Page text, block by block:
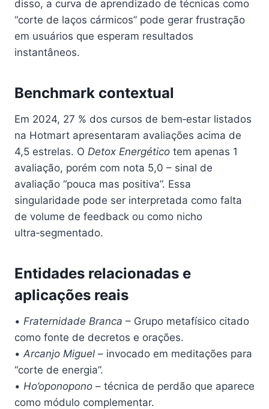
disso, a curva de aprendizado de técnicas como
“corte de laços cármicos” pode gerar frustração
em usuários que esperam resultados
instantâneos.
Benchmark contextual
Em 2024, 27 % dos cursos de bem‑estar listados
na Hotmart apresentaram avaliações acima de
4,5 estrelas. O Detox Energético tem apenas 1
avaliação, porém com nota 5,0 – sinal de
avaliação “pouca mas positiva”. Essa
singularidade pode ser interpretada como falta
de volume de feedback ou como nicho
ultra‑segmentado.
Entidades relacionadas e
aplicações reais
• Fraternidade Branca – Grupo metafísico citado
como fonte de decretos e orações.
• Arcanjo Miguel – invocado em meditações para
“corte de energia”.
• Ho’oponopono – técnica de perdão que aparece
como módulo complementar.